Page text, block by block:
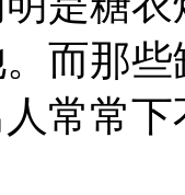
而那
人常常